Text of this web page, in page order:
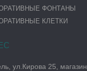
ФОНТАНЫ
КЛЕТКИ
ул.Кирова 25,